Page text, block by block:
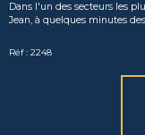
Dans l'un des secteurs les
Jean, à quelques minutes
Réf : 2248